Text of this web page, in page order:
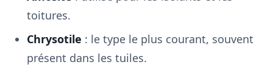
toitures.
Chrysotile : le type le plus courant, souvent
présent dans les tuiles.